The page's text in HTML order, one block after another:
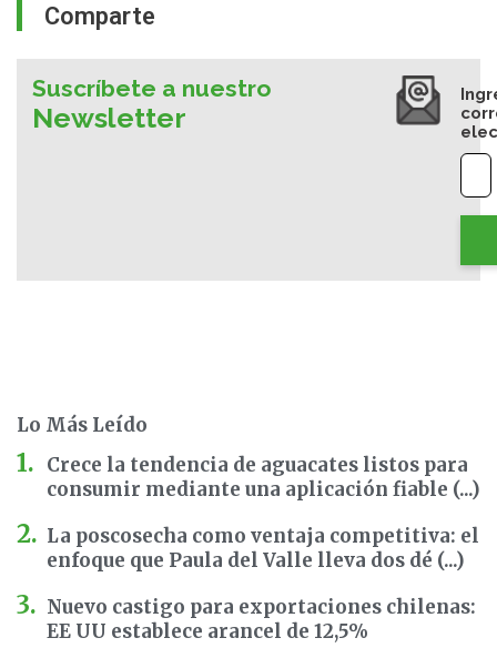
Comparte
Suscríbete a nuestro
Newsletter
Lo Más Leído
Crece la tendencia de aguacates listos para
consumir mediante una aplicación fiable (...)
La poscosecha como ventaja competitiva: el
enfoque que Paula del Valle lleva dos dé (...)
Nuevo castigo para exportaciones chilenas:
EE UU establece arancel de 12,5%